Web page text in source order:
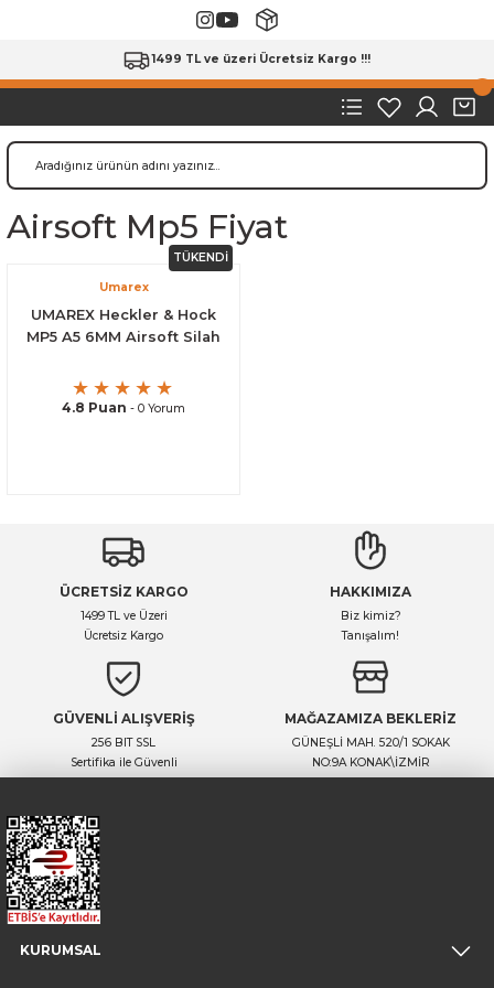
1499 TL ve üzeri Ücretsiz Kargo !!!
Airsoft Mp5 Fiyat
TÜKENDİ
Umarex
UMAREX Heckler & Hock
MP5 A5 6MM Airsoft Silah
4.8 Puan - 0 Yorum
ÜCRETSİZ KARGO
1499 TL ve Üzeri
Ücretsiz Kargo
HAKKIMIZA
Biz kimiz?
Tanışalım!
GÜVENLİ ALIŞVERİŞ
256 BIT SSL
Sertifika ile Güvenli
MAĞAZAMIZA BEKLERİZ
GÜNEŞLİ MAH. 520/1 SOKAK
NO:9A KONAK\İZMİR
KURUMSAL